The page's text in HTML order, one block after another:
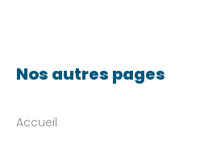
Nos autres pages
Accueil